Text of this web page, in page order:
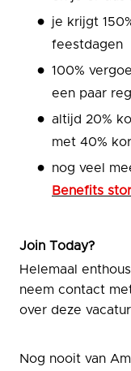
je krijgt
feestdagen
100%
een paar
altijd 20%
met 40%
nog veel
Benefits
Join Today?
Helemaal
neem contact
over deze
Nog nooit van